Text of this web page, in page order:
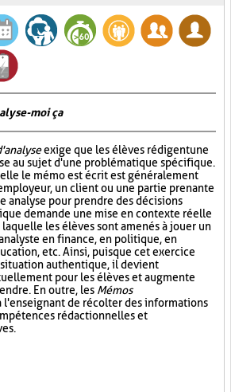
moi ça
exige que les élèves rédigent une
au sujet d'une problématique spécifique.
le mémo est écrit est généralement
un client ou une partie prenante
analyse pour prendre des décisions
demande une mise en contexte réelle
les élèves sont amenés à jouer un
en finance, en politique, en
etc. Ainsi, puisque cet exercice
authentique, il devient
pour les élèves et augmente
En outre, les Mémos
l'enseignant de récolter des informations
rédactionnelles et